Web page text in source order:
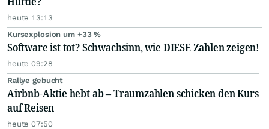
heute 13:13
Kursexplosion um +33 %
Software ist tot? Schwachsinn, wie DIESE Zahlen zeigen!
heute 09:28
Rallye gebucht
Airbnb-Aktie hebt ab – Traumzahlen schicken den Kurs
auf Reisen
heute 07:50